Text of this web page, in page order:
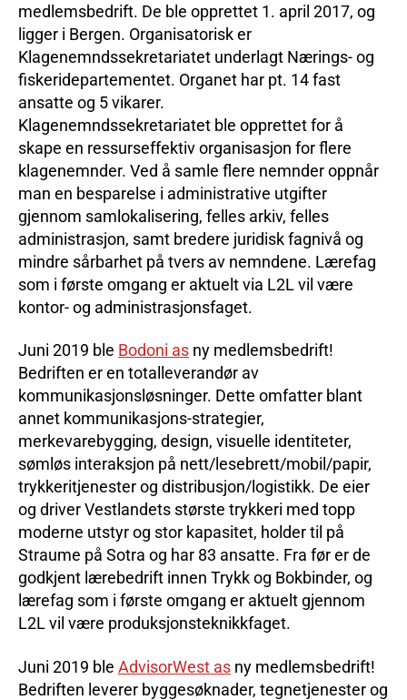
medlemsbedrift. De ble opprettet 1. april 2017, og
ligger i Bergen. Organisatorisk er
Klagenemndssekretariatet underlagt Nærings- og
fiskeridepartementet. Organet har pt. 14 fast
ansatte og 5 vikarer.
Klagenemndssekretariatet ble opprettet for å
skape en ressurseffektiv organisasjon for flere
klagenemnder. Ved å samle flere nemnder oppnår
man en besparelse i administrative utgifter
gjennom samlokalisering, felles arkiv, felles
administrasjon, samt bredere juridisk fagnivå og
mindre sårbarhet på tvers av nemndene. Lærefag
som i første omgang er aktuelt via L2L vil være
kontor- og administrasjonsfaget.
Juni 2019 ble Bodoni as ny medlemsbedrift!
Bedriften er en totalleverandør av
kommunikasjonsløsninger. Dette omfatter blant
annet kommunikasjons-strategier,
merkevarebygging, design, visuelle identiteter,
sømløs interaksjon på nett/lesebrett/mobil/papir,
trykkeritjenester og distribusjon/logistikk. De eier
og driver Vestlandets største trykkeri med topp
moderne utstyr og stor kapasitet, holder til på
Straume på Sotra og har 83 ansatte. Fra før er de
godkjent lærebedrift innen Trykk og Bokbinder, og
lærefag som i første omgang er aktuelt gjennom
L2L vil være produksjonsteknikkfaget.
Juni 2019 ble AdvisorWest as ny medlemsbedrift!
Bedriften leverer byggesøknader, tegnetjenester og